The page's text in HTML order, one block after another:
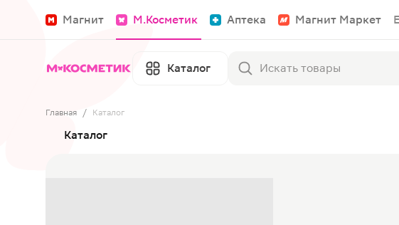
Магнит М.Косметик Аптека Магнит Маркет
Каталог
Главная / Каталог
Каталог